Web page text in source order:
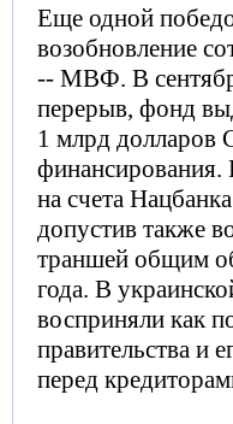
Еще одной
возобновление
-- МВФ. В
перерыв, фонд
1 млрд
на счета
допустив также
траншей общим
года. В
восприняли как
правительства и
перед